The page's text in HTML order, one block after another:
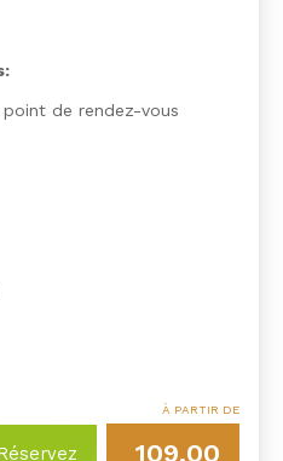
de rendez-vous
À PARTIR DE
109.00